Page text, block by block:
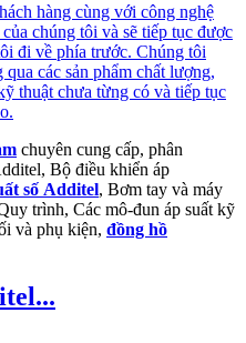
hàng cùng với công nghệ
chúng tôi và sẽ tiếp tục được
đi về phía trước. Chúng tôi
các sản phẩm chất lượng,
thuật chưa từng có và tiếp tục
chuyên cung cấp, phân
Bộ điều khiển áp
số Additel, Bơm tay và máy
trình, Các mô-đun áp suất kỹ
và phụ kiện, đồng hồ